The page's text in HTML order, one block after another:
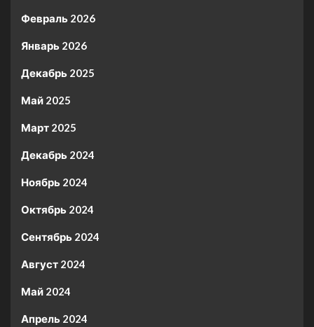
Февраль 2026
Январь 2026
Декабрь 2025
Май 2025
Март 2025
Декабрь 2024
Ноябрь 2024
Октябрь 2024
Сентябрь 2024
Август 2024
Май 2024
Апрель 2024